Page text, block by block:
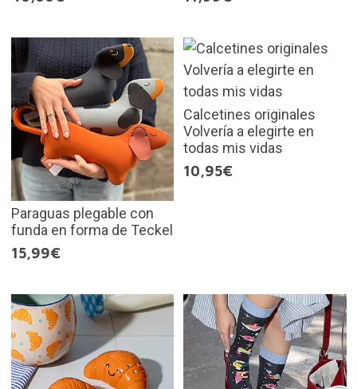
Paraguas plegable con
funda en forma de Teckel
15,99€
Calcetines originales
Volvería a elegirte en
todas mis vidas
10,95€